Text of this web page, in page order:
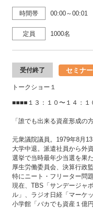
時間帯 00:00～00:01
定員 1000名
受付終了 セミナー
トークショー１
■■■■１３：１０〜１４：１
「誰でも出来る資産形成
元衆議院議員。1979年8月
大学中退。派遣社員から外
選挙で当時最年少当選を果た
厚生労働委員会、決算行政
特にニート・フリーター問
現在、TBS「サンデージャ
ル」、ラジオ日経「マーケ
小学館「バカでも資産１億